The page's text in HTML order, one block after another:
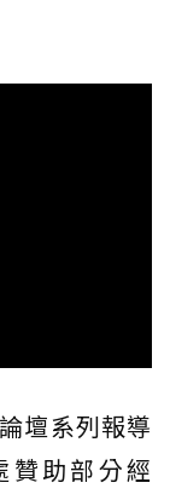
壇系列報導
贊助部分經